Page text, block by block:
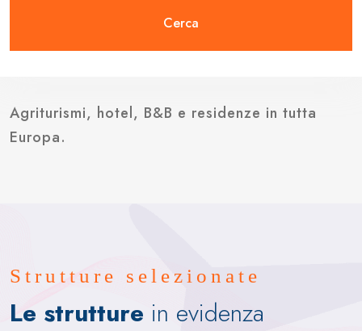
Cerca
Agriturismi, hotel, B&B e residenze in tutta
Europa.
Strutture selezionate
Le strutture in evidenza